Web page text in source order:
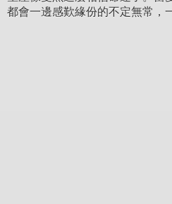
都會一邊感歎緣份的不定無常，